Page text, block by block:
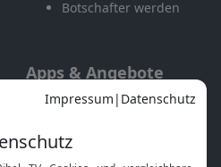
Botschafter werden
Apps & Angebote
Mobile App